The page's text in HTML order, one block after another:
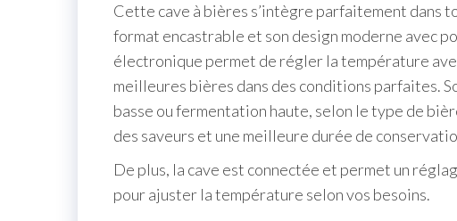
Cette cave à bières s’intègre parfaitement dans
format encastrable et son design moderne avec
électronique permet de régler la température
meilleures bières dans des conditions parfaites.
basse ou fermentation haute, selon le type de
des saveurs et une meilleure durée de
De plus, la cave est connectée et permet un
pour ajuster la température selon vos besoins.